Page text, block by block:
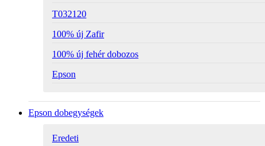
T032120
100% új Zafir
100% új fehér dobozos
Epson
Epson dobegységek
Eredeti